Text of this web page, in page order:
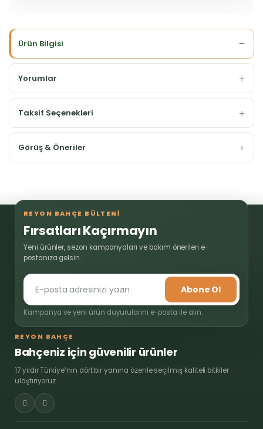
Ürün Bilgisi
Yorumlar
Taksit Seçenekleri
Görüş & Öneriler
REYON BAHÇE BÜLTENİ
Fırsatları Kaçırmayın
Yeni ürünler, sezon kampanyaları ve bakım önerileri e-
postanıza gelsin.
Abone Ol
Kampanya ve yeni ürün duyurularını e-posta ile alın.
REYON BAHÇE
Bahçeniz için güvenilir ürünler
17 yıldır Türkiye’nin dört bir yanına özenle seçilmiş kaliteli bitkiler
ulaştırıyoruz.